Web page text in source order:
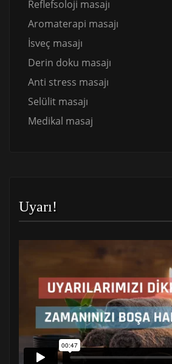
Reflefsoloji masajı
Aromaterapi masajı
İsveç masajı
Derin doku masajı
Anti stress masajı
Selülit masajı
Medikal masaj
Uyarı!